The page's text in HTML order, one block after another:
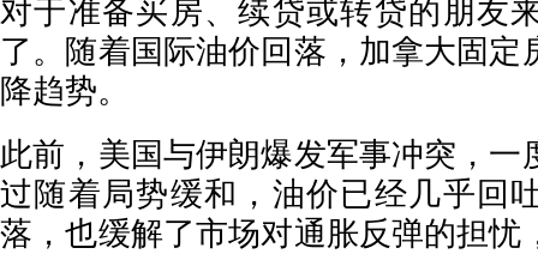
对于准备买房、续贷或转贷的朋友
了。随着国际油价回落，加拿大固定
降趋势。
此前，美国与伊朗爆发军事冲突，一
过随着局势缓和，油价已经几乎回
落，也缓解了市场对通胀反弹的担忧